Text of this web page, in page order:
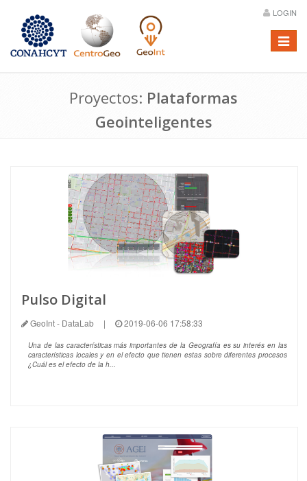
LOGIN
Menú
Proyectos: Plataformas
Geointeligentes
Pulso Digital
GeoInt - DataLab | 2019-06-06 17:58:33
Una de las características más importantes de la Geografía es su interés en las
características locales y en el efecto que tienen estas sobre diferentes procesos
¿Cuál es el efecto de la h...